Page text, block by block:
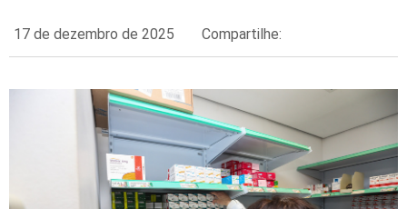
17 de dezembro de 2025 Compartilhe: